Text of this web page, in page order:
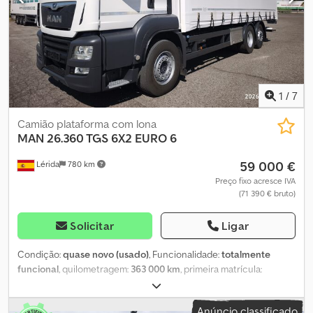
Traseira direita, exterior – 13 mm
O veículo está disponível ao preço de compra imediata ou pode
enviar a sua proposta e iniciar uma negociação.
1 / 7
Lérida 780 km
Camião plataforma com lona
MAN 26.360 TGS 6X2 EURO 6
59 000 €
Preço fixo acresce IVA
(71 390 € bruto)
Solicitar Ligar
Condição:quase novo (usado), Funcionalidade:totalmente
funcional, quilometragem: 363 000 km, primeira matrícula:
diesel
peso máximo de carga:14 900 kg, peso total:26 000 kg,